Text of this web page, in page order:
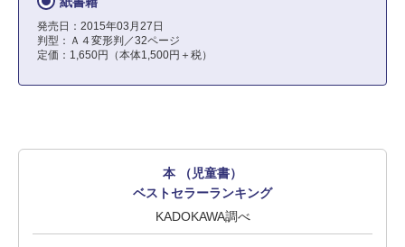
発売日：2015年03月27日
判型：Ａ４変形判／32ページ
定価：1,650円（本体1,500円＋税）
本 （児童書）
ベストセラーランキング
KADOKAWA調べ